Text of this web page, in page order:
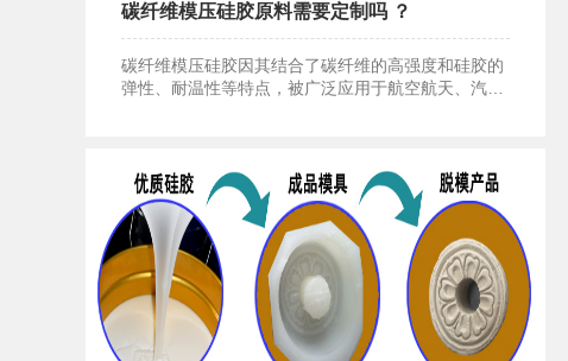
碳纤维模压硅胶原料需要定制吗 ？
碳纤维模压硅胶因其结合了碳纤维的高强度和硅胶的
弹性、耐温性等特点，被广泛应用于航空航天、汽车